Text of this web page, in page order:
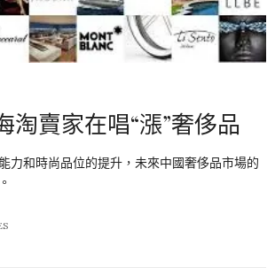
淘賣家在唱“漲”奢侈品
力和時尚品位的提升，未來中國奢侈品市場的